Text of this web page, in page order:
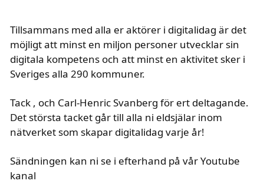
Tillsammans med alla er aktörer i digitalidag är det
möjligt att minst en miljon personer utvecklar sin
digitala kompetens och att minst en aktivitet sker i
Sveriges alla 290 kommuner.
Tack , och Carl-Henric Svanberg för ert deltagande.
Det största tacket går till alla ni eldsjälar inom
nätverket som skapar digitalidag varje år!
Sändningen kan ni se i efterhand på vår Youtube
kanal